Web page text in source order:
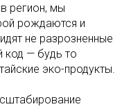
регион, мы
рождаются и
не разрозненные
код — будь то
эко-продукты.